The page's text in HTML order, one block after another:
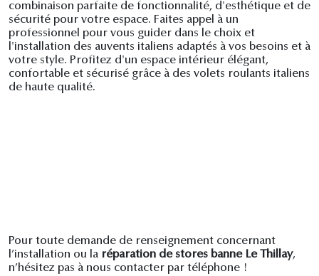
combinaison parfaite de fonctionnalité, d'esthétique et de
sécurité pour votre espace. Faites appel à un
professionnel pour vous guider dans le choix et
l'installation des auvents italiens adaptés à vos besoins et à
votre style. Profitez d'un espace intérieur élégant,
confortable et sécurisé grâce à des volets roulants italiens
de haute qualité.
Pour toute demande de renseignement concernant
l’installation ou la réparation de stores banne Le Thillay,
n’hésitez pas à nous contacter par téléphone !